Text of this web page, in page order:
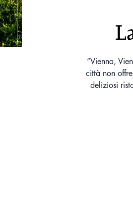
“Vienna,
città non
deliziosi